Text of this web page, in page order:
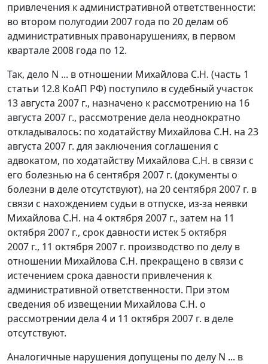
привлечения к административной ответственности:
во втором полугодии 2007 года по 20 делам об
административных правонарушениях, в первом
квартале 2008 года по 12.
Так, дело N ... в отношении Михайлова С.Н. (часть 1
статьи 12.8 КоАП РФ) поступило в судебный участок
13 августа 2007 г., назначено к рассмотрению на 16
августа 2007 г., рассмотрение дела неоднократно
откладывалось: по ходатайству Михайлова С.Н. на 23
августа 2007 г. для заключения соглашения с
адвокатом, по ходатайству Михайлова С.Н. в связи с
его болезнью на 6 сентября 2007 г. (документы о
болезни в деле отсутствуют), на 20 сентября 2007 г. в
связи с нахождением судьи в отпуске, из-за неявки
Михайлова С.Н. на 4 октября 2007 г., затем на 11
октября 2007 г., срок давности истек 5 октября
2007 г., 11 октября 2007 г. производство по делу в
отношении Михайлова С.Н. прекращено в связи с
истечением срока давности привлечения к
административной ответственности. При этом
сведения об извещении Михайлова С.Н. о
рассмотрении дела 4 и 11 октября 2007 г. в деле
отсутствуют.
Аналогичные нарушения допущены по делу N ... в